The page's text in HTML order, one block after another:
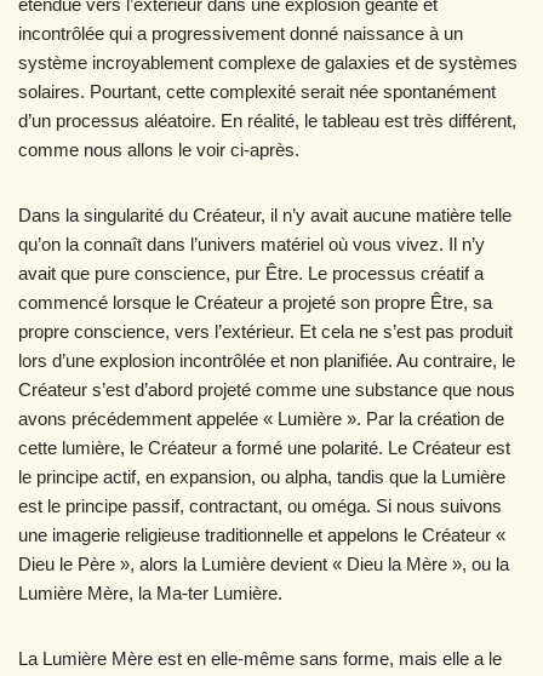
étendue vers l’extérieur dans une explosion géante et
incontrôlée qui a progressivement donné naissance à un
système incroyablement complexe de galaxies et de systèmes
solaires. Pourtant, cette complexité serait née spontanément
d’un processus aléatoire. En réalité, le tableau est très différent,
comme nous allons le voir ci-après.
Dans la singularité du Créateur, il n’y avait aucune matière telle
qu’on la connaît dans l’univers matériel où vous vivez. Il n’y
avait que pure conscience, pur Être. Le processus créatif a
commencé lorsque le Créateur a projeté son propre Être, sa
propre conscience, vers l’extérieur. Et cela ne s’est pas produit
lors d’une explosion incontrôlée et non planifiée. Au contraire, le
Créateur s’est d’abord projeté comme une substance que nous
avons précédemment appelée « Lumière ». Par la création de
cette lumière, le Créateur a formé une polarité. Le Créateur est
le principe actif, en expansion, ou alpha, tandis que la Lumière
est le principe passif, contractant, ou oméga. Si nous suivons
une imagerie religieuse traditionnelle et appelons le Créateur «
Dieu le Père », alors la Lumière devient « Dieu la Mère », ou la
Lumière Mère, la Ma-ter Lumière.
La Lumière Mère est en elle-même sans forme, mais elle a le